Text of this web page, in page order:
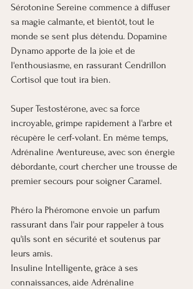
Sérotonine Sereine commence à diffuser
sa magie calmante, et bientôt, tout le
monde se sent plus détendu. Dopamine
Dynamo apporte de la joie et de
l'enthousiasme, en rassurant Cendrillon
Cortisol que tout ira bien.
Super Testostérone, avec sa force
incroyable, grimpe rapidement à l'arbre et
récupère le cerf-volant. En même temps,
Adrénaline Aventureuse, avec son énergie
débordante, court chercher une trousse de
premier secours pour soigner Caramel.
Phéro la Phéromone envoie un parfum
rassurant dans l'air pour rappeler à tous
qu'ils sont en sécurité et soutenus par
leurs amis.
Insuline Intelligente, grâce à ses
connaissances, aide Adrénaline